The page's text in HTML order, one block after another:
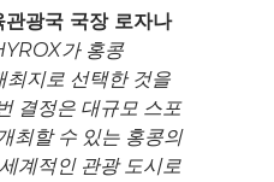
광국 국장 로자나
가 홍콩
최지로 선택한 것을
결정은 대규모 스포
최할 수 있는 홍콩의
세계적인 관광 도시로